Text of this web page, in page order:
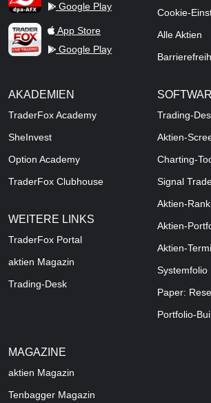
Google Play
TraderFox Live Trading
App Store
Google Play
Cookie-
Alle Aktien
AKADEMIEN
TraderFox Academy
SheInvest
Option Academy
TraderFox Clubhouse
WEITERE LINKS
TraderFox Portal
aktien Magazin
Trading-Desk
Trading-
Aktien-
Charting-
Signal
Aktien-
Aktien-
Aktien-
Systemfolio
Paper:
Portfolio-
MAGAZINE
aktien Magazin
Tenbagger Magazin